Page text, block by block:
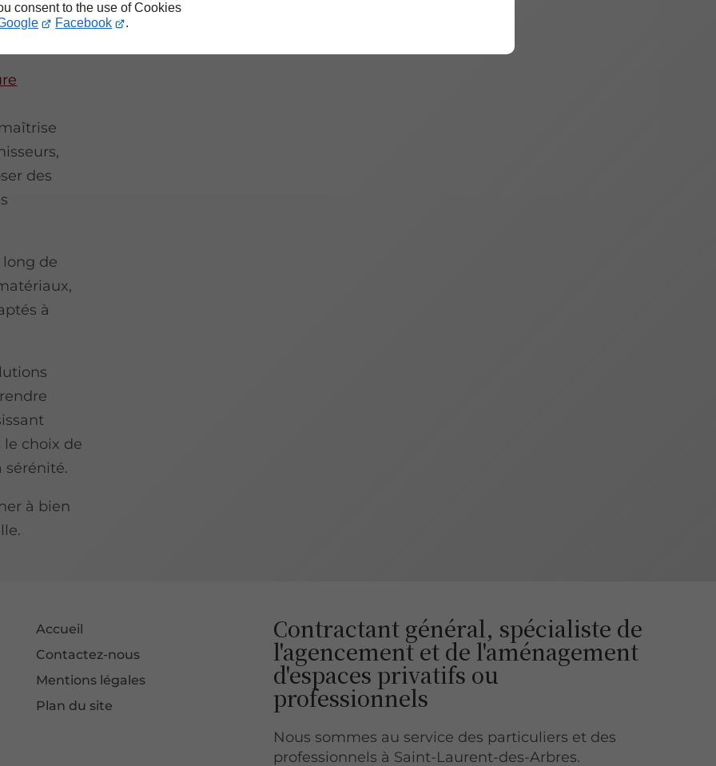
consent to the use of Cookies
Facebook .
des
de
à
choix de
sérénité.
à bien
Accueil
Contactez-nous
Mentions légales
Plan du site
Contractant général, spécialiste de
l'agencement et de l'aménagement
d'espaces privatifs ou
professionnels
Nous sommes au service des particuliers et des
professionnels à Saint-Laurent-des-Arbres.